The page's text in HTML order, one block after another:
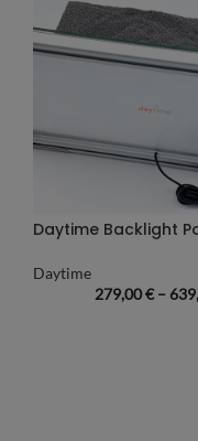
Daytime Backlight
Daytime
279,00€–